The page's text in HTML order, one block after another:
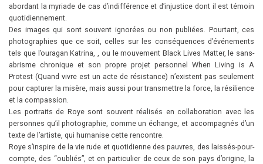
abordant la myriade de cas d’indifférence et d’injustice dont il est témoin
quotidiennement.
Des images qui sont souvent ignorées ou non publiées. Pourtant, ces
photographies que ce soit, celles sur les conséquences d’événements
tels que l’ouragan Katrina, , ou le mouvement Black Lives Matter, le sans-
abrisme chronique et son propre projet personnel
When Living is A
Protest (Quand vivre est un acte de résistance) n’existent pas seulement
pour capturer la misère, mais aussi pour transmettre la force, la résilience
et la compassion.
Les portraits de Roye sont souvent réalisés en collaboration avec les
personnes qu’il photographie, comme un échange, et accompagnés d’un
texte de l’artiste, qui humanise cette rencontre.
Roye s’inspire de la vie rude et quotidienne des pauvres, des laissés-pour-
compte, des “oubliés”, et en particulier de ceux de son pays d’origine, la